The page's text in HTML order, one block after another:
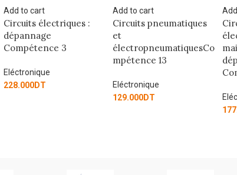
Add to cart
Circuits pneumatiques
et
électropneumatiquesCo
Eléctronique
Add to cart
Circuits moteurs
électriques :
maintenance et
dépannage -
Eléctronique